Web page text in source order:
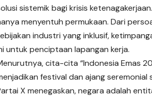
sistemik bagi krisis
menyentuh permukaan. Dari
industri yang inklusif,
untuk penciptaan lapangan kerja.
cita-cita “Indonesia Emas
festival dan ajang
Xmenegaskan, negara adalah